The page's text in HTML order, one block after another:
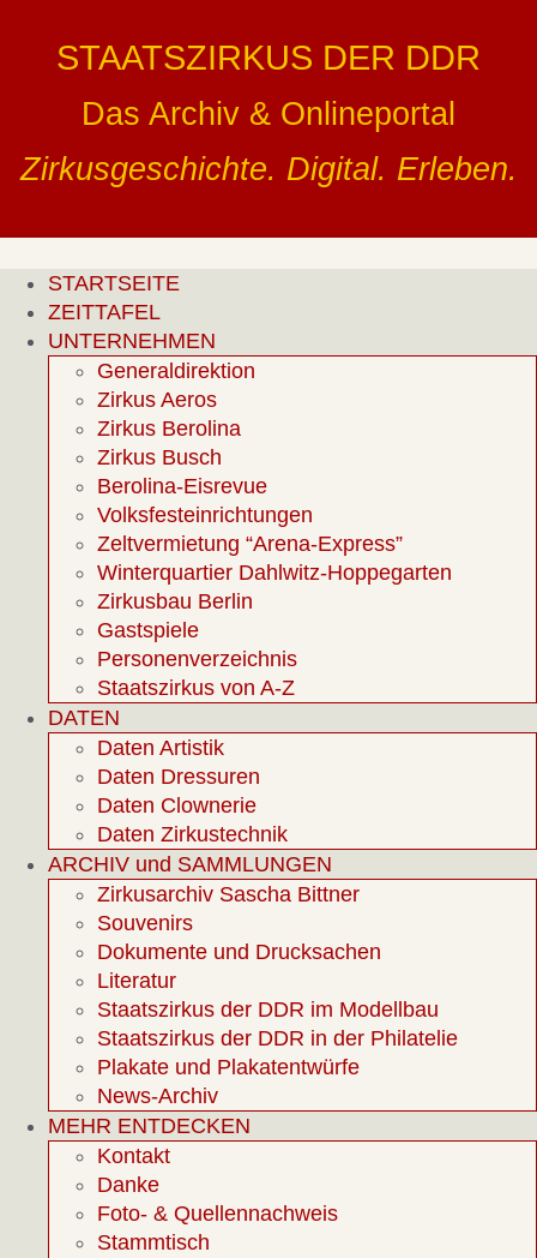
springenSTAATSZIRKUS DER DDR
Das Archiv & Onlineportal
Zirkusgeschichte. Digital. Erleben.
STARTSEITE
ZEITTAFEL
UNTERNEHMEN
Generaldirektion
Zirkus Aeros
Zirkus Berolina
Zirkus Busch
Berolina-Eisrevue
Volksfesteinrichtungen
Zeltvermietung “Arena-Express”
Winterquartier Dahlwitz-Hoppegarten
Zirkusbau Berlin
Gastspiele
Personenverzeichnis
Staatszirkus von A-Z
DATEN
Daten Artistik
Daten Dressuren
Daten Clownerie
Daten Zirkustechnik
ARCHIV und SAMMLUNGEN
Zirkusarchiv Sascha Bittner
Souvenirs
Dokumente und Drucksachen
Literatur
Staatszirkus der DDR im Modellbau
Staatszirkus der DDR in der Philatelie
Plakate und Plakatentwürfe
News-Archiv
MEHR ENTDECKEN
Kontakt
Danke
Foto- & Quellennachweis
Stammtisch